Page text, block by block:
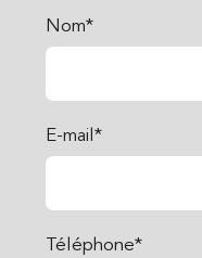
Nom*
E-mail*
Téléphone*